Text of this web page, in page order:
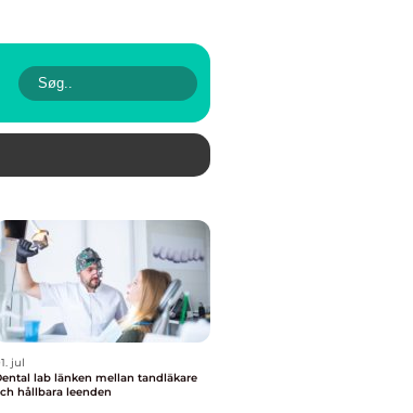
jul
lab länken mellan tandläkare
hållbara leenden